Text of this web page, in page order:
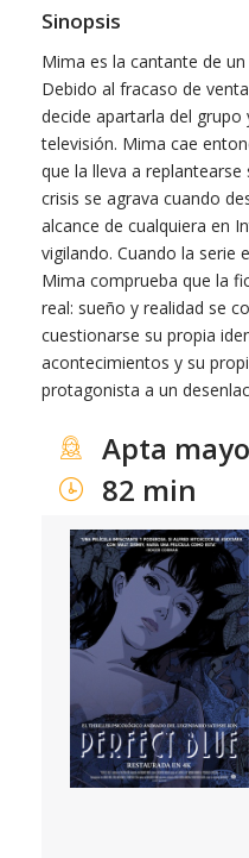
Sinopsis
Mima es la cantante de
Debido al fracaso de
decide apartarla del grupo
televisión. Mima cae
que la lleva a
crisis se agrava cuando
alcance de cualquiera en
vigilando. Cuando la serie
Mima comprueba que la
real: sueño y realidad se
cuestionarse su propia
acontecimientos y su
protagonista a un
Apta
82 min